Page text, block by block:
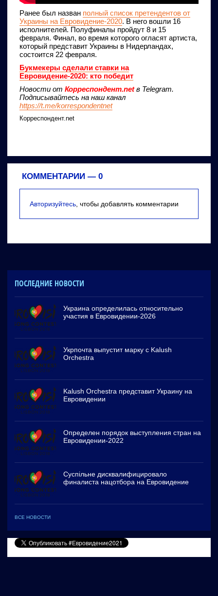
Ранее был назван полный список претендентов от
Украины на Евровидение-2020. В него вошли 16
исполнителей. Полуфиналы пройдут 8 и 15
февраля. Финал, во время которого огласят артиста,
который представит Украины в Нидерландах,
состоится 22 февраля.
Букмекеры сделали ставки на
Евровидение-2020: кто победит
Новости от Корреспондент.netв Telegram.
Подписывайтесь на наш канал
https://t.me/korrespondentnet
Корреспондент.net
КОММЕНТАРИИ — 0
Авторизуйтесь , чтобы добавлять комментарии
ПОСЛЕДНИЕ НОВОСТИ
Украина определилась относительно
участия в Евровидении-2026
Укрпочта выпустит марку с Kalush
Orchestra
Kalush Orchestra представит Украину на
Евровидении
Определен порядок выступления стран на
Евровидении-2022
Суспільне дисквалифицировало
финалиста нацотбора на Евровидение
ВСЕ НОВОСТИ